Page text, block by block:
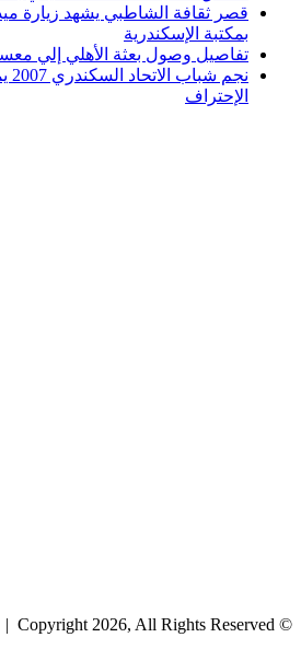
قصر ثقافة الشاطبي يشهد زيارة
بمكتبة الإسكندرية
تفاصيل وصول بعثة الأهلي إلي
الإحتراف
© Copyright 2026, All Rights Reserved |